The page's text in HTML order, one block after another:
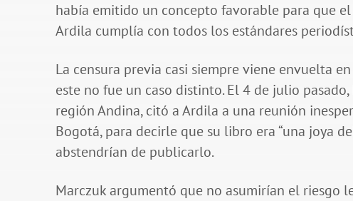
había emitido un concepto favorable para que
Ardila cumplía con todos los estándares
La censura previa casi siempre viene envuelta
este no fue un caso distinto. El 4 de julio
región Andina, citó a Ardila a una reunión
Bogotá, para decirle que su libro era “una joya
abstendrían de publicarlo.
Marczuk argumentó que no asumirían el riesgo